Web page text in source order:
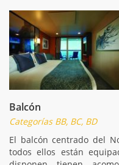
Balcón
Categorías BB, BC, BD
El balcón centrado del
todos ellos están